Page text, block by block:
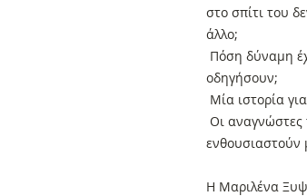
στο σπίτι του
άλλο;
Πόση δύναμη
οδηγήσουν;
Μία ιστορία
Οι αναγνώστες
ενθουσιαστούν
Η Μαριλένα